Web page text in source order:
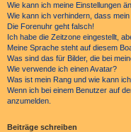
Wie kann ich meine Einstellungen
Wie kann ich verhindern, dass
Die Forenuhr geht falsch!
Ich habe die Zeitzone eingestellt,
Meine Sprache steht auf diesem
Was sind das für Bilder, die bei
Wie verwende ich einen Avatar?
Was ist mein Rang und wie kann
Wenn ich bei einem Benutzer auf
anzumelden.
Beiträge schreiben